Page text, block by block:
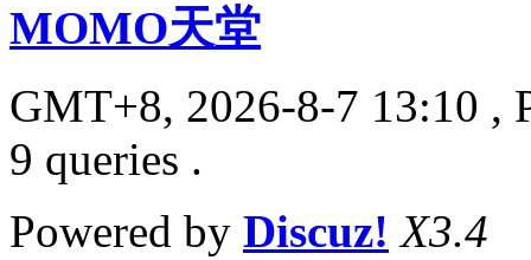
MOMO天堂
GMT+8, 2026-8-7 13:10 ,
9 queries .
Powered by Discuz! X3.4